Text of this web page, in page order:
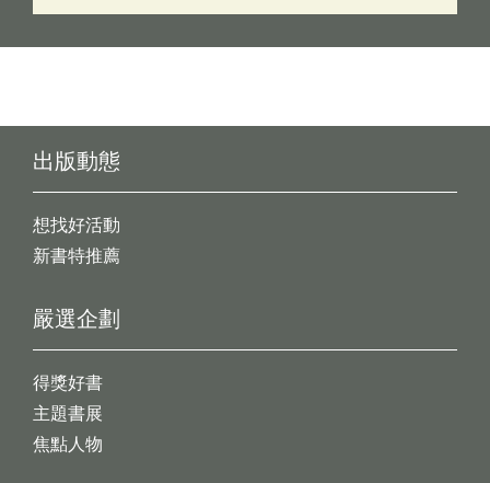
出版動態
想找好活動
新書特推薦
嚴選企劃
得獎好書
主題書展
焦點人物